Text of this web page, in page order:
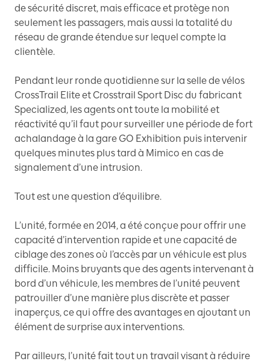
de sécurité discret, mais efficace et protège non
seulement les passagers, mais aussi la totalité du
réseau de grande étendue sur lequel compte la
clientèle.
Pendant leur ronde quotidienne sur la selle de vélos
CrossTrail Elite et Crosstrail Sport Disc du fabricant
Specialized, les agents ont toute la mobilité et
réactivité qu’il faut pour surveiller une période de fort
achalandage à la gare GO Exhibition puis intervenir
quelques minutes plus tard à Mimico en cas de
signalement d’une intrusion.
Tout est une question d’équilibre.
L’unité, formée en 2014, a été conçue pour offrir une
capacité d’intervention rapide et une capacité de
ciblage des zones où l’accès par un véhicule est plus
difficile. Moins bruyants que des agents intervenant à
bord d’un véhicule, les membres de l’unité peuvent
patrouiller d’une manière plus discrète et passer
inaperçus, ce qui offre des avantages en ajoutant un
élément de surprise aux interventions.
Par ailleurs, l’unité fait tout un travail visant à réduire